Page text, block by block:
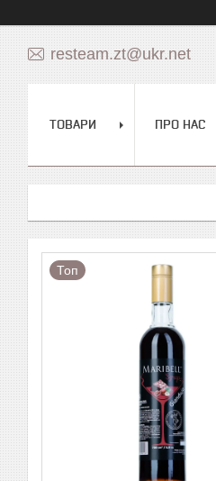
resteam.zt@ukr.net
ТОВАРИ ПРО НАС
Топ